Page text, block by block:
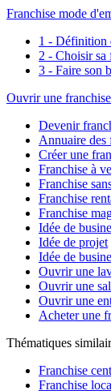
Franchise mode
1 - Définition
2 - Choisir sa
3 - Faire son
Ouvrir une franchise
Devenir
Annuaire des
Créer une
Franchise à
Franchise
Franchise
Franchise
Idée de
Idée de projet
Idée de
Ouvrir une
Ouvrir une
Ouvrir une
Acheter une
Thématiques
Franchise
Franchise